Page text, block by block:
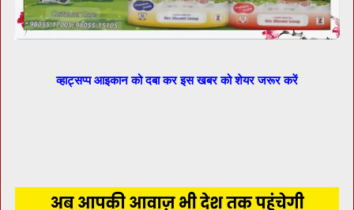
व्हाट्सप्प आइकान को दबा कर इस खबर को शेयर जरूर करें